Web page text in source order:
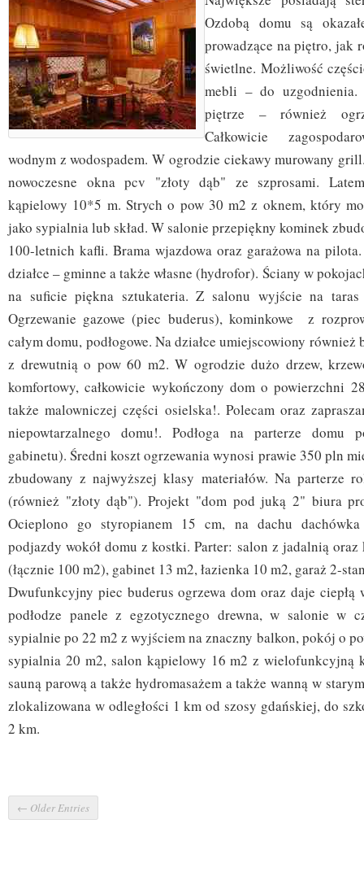
Ozdobą domu są
prowadzące na piętro, jak
świetlne. Możliwość
mebli – do uzgodnienia.
piętrze – również
Całkowicie
wodnym z wodospadem. W ogrodzie ciekawy murowany
nowoczesne okna pcv "złoty dąb" ze szprosami.
kąpielowy 10*5 m. Strych o pow 30 m2 z oknem, który
jako sypialnia lub skład. W salonie przepiękny kominek
100-letnich kafli. Brama wjazdowa oraz garażowa na
działce – gminne a także własne (hydrofor). Ściany w
na suficie piękna sztukateria. Z salonu wyjście na
Ogrzewanie gazowe (piec buderus), kominkowe z
całym domu, podłogowe. Na działce umiejscowiony
z drewutnią o pow 60 m2. W ogrodzie dużo drzew,
komfortowy, całkowicie wykończony dom o powierzchni
także malowniczej części osielska!. Polecam oraz
niepowtarzalnego domu!. Podłoga na parterze domu
gabinetu). Średni koszt ogrzewania wynosi prawie 350 pln
zbudowany z najwyższej klasy materiałów. Na parterze
(również "złoty dąb"). Projekt "dom pod juką 2" biura
Ocieplono go styropianem 15 cm, na dachu dachówka
podjazdy wokół domu z kostki. Parter: salon z jadalnią
(łącznie 100 m2), gabinet 13 m2, łazienka 10 m2, garaż 2-
Dwufunkcyjny piec buderus ogrzewa dom oraz daje ciepłą
podłodze panele z egzotycznego drewna, w salonie w
sypialnie po 22 m2 z wyjściem na znaczny balkon, pokój o
sypialnia 20 m2, salon kąpielowy 16 m2 z wielofunkcyjną
sauną parową a także hydromasażem a także wanną w
zlokalizowana w odległości 1 km od szosy gdańskiej, do
2 km.
← Older Entries